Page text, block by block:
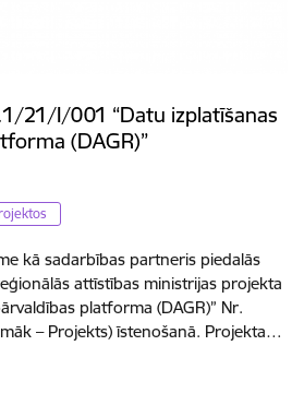
21/I/001 “Datu izplatīšanas
(DAGR)”
kā sadarbības partneris piedalās
attīstības ministrijas projekta
platforma (DAGR)” Nr.
– Projekts) īstenošanā. Projekta…